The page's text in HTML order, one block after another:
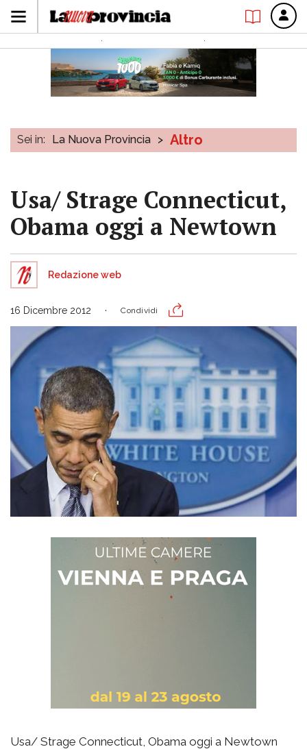
Sei in: La Nuova Provincia > Altro
Usa/ Strage Connecticut,
Obama oggi a Newtown
Redazione web
16 Dicembre 2012 Condividi
Usa/ Strage Connecticut, Obama oggi a Newtown